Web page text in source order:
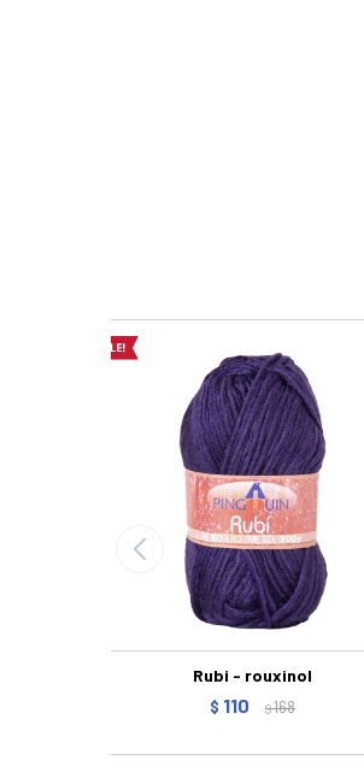
Rubi - rouxinol
$ 110 $168